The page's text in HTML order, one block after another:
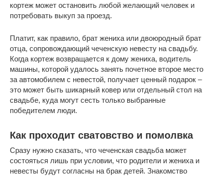
кортеж может остановить любой желающий человек и
потребовать выкуп за проезд.
Платит, как правило, брат жениха или двоюродный брат
отца, сопровождающий чеченскую невесту на свадьбу.
Когда кортеж возвращается к дому жениха, водитель
машины, которой удалось занять почетное второе место
за автомобилем с невестой, получает ценный подарок –
это может быть шикарный ковер или отдельный стол на
свадьбе, куда могут сесть только выбранные
победителем люди.
Как проходит сватовство и помолвка
Сразу нужно сказать, что чеченская свадьба может
состояться лишь при условии, что родители и жениха и
невесты будут согласны на брак детей. Знакомство